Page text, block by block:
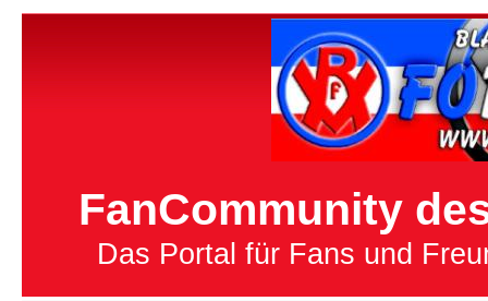
FanCommunity
Das Portal für Fans und